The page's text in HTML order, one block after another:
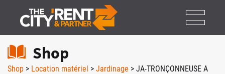
Shop
Shop > Location matériel > Jardinage > JA-TRONÇONNEUSE A